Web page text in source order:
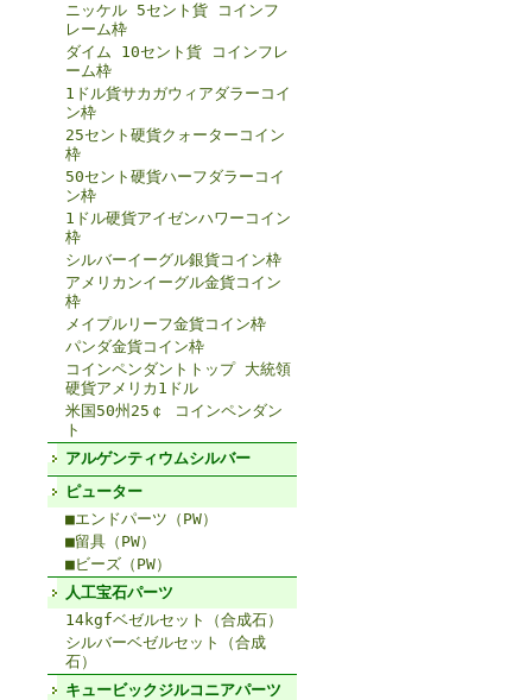
ニッケル 5セント貨 コインフ
レーム枠
ダイム 10セント貨 コインフレ
ーム枠
1ドル貨サカガウィアダラーコイ
ン枠
25セント硬貨クォーターコイン
枠
50セント硬貨ハーフダラーコイ
ン枠
1ドル硬貨アイゼンハワーコイン
枠
シルバーイーグル銀貨コイン枠
アメリカンイーグル金貨コイン
枠
メイプルリーフ金貨コイン枠
パンダ金貨コイン枠
コインペンダントトップ 大統領
硬貨アメリカ1ドル
米国50州25￠ コインペンダン
ト
アルゲンティウムシルバー
ピューター
■エンドパーツ（PW）
■留具（PW）
■ビーズ（PW）
人工宝石パーツ
14kgfベゼルセット（合成石）
シルバーベゼルセット（合成
石）
キュービックジルコニアパーツ